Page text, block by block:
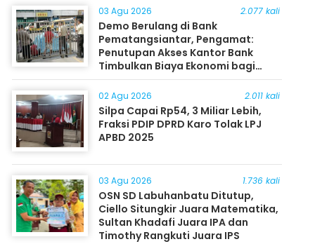
03 Agu 2026 2.077 kali
Demo Berulang di Bank
Pematangsiantar, Pengamat:
Penutupan Akses Kantor Bank
Timbulkan Biaya Ekonomi bagi
Masyarakat
02 Agu 2026 2.011 kali
Silpa Capai Rp54, 3 Miliar Lebih,
Fraksi PDIP DPRD Karo Tolak LPJ
APBD 2025
03 Agu 2026 1.736 kali
OSN SD Labuhanbatu Ditutup,
Ciello Situngkir Juara Matematika,
Sultan Khadafi Juara IPA dan
Timothy Rangkuti Juara IPS